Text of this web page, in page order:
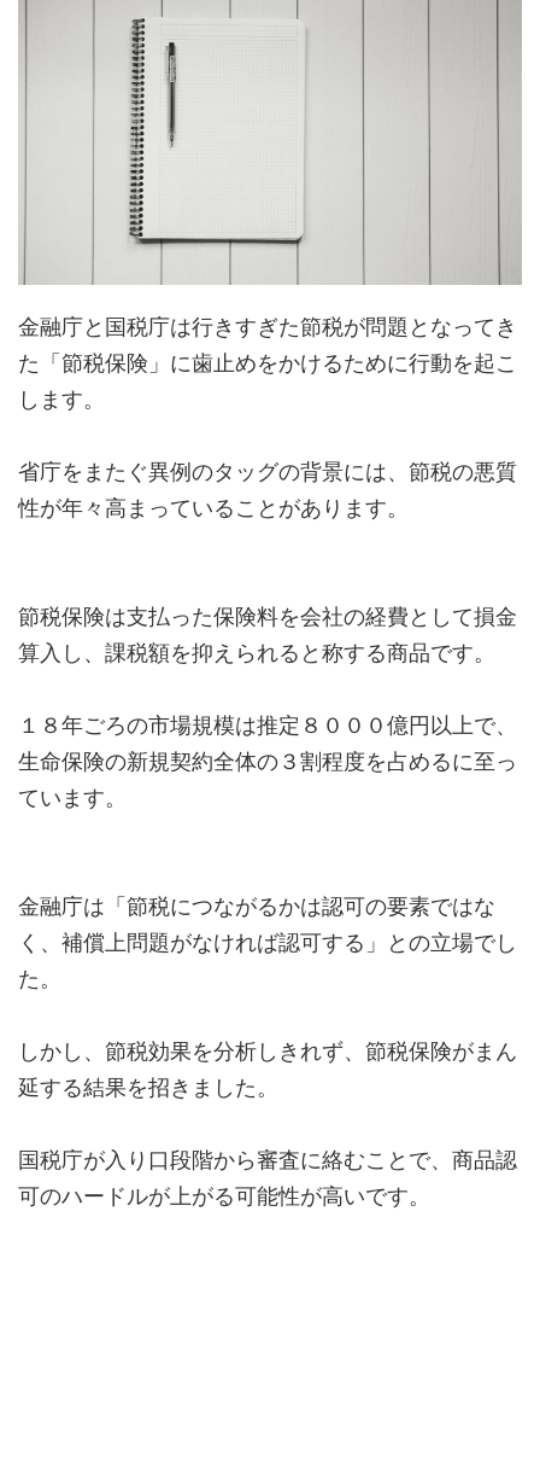
金融庁と国税庁は行きすぎた節税が問題となってき
た「節税保険」に歯止めをかけるために行動を起こ
します。
省庁をまたぐ異例のタッグの背景には、節税の悪質
性が年々高まっていることがあります。
節税保険は支払った保険料を会社の経費として損金
算入し、課税額を抑えられると称する商品です。
１８年ごろの市場規模は推定８０００億円以上で、
生命保険の新規契約全体の３割程度を占めるに至っ
ています。
金融庁は「節税につながるかは認可の要素ではな
く、補償上問題がなければ認可する」との立場でし
た。
しかし、節税効果を分析しきれず、節税保険がまん
延する結果を招きました。
国税庁が入り口段階から審査に絡むことで、商品認
可のハードルが上がる可能性が高いです。